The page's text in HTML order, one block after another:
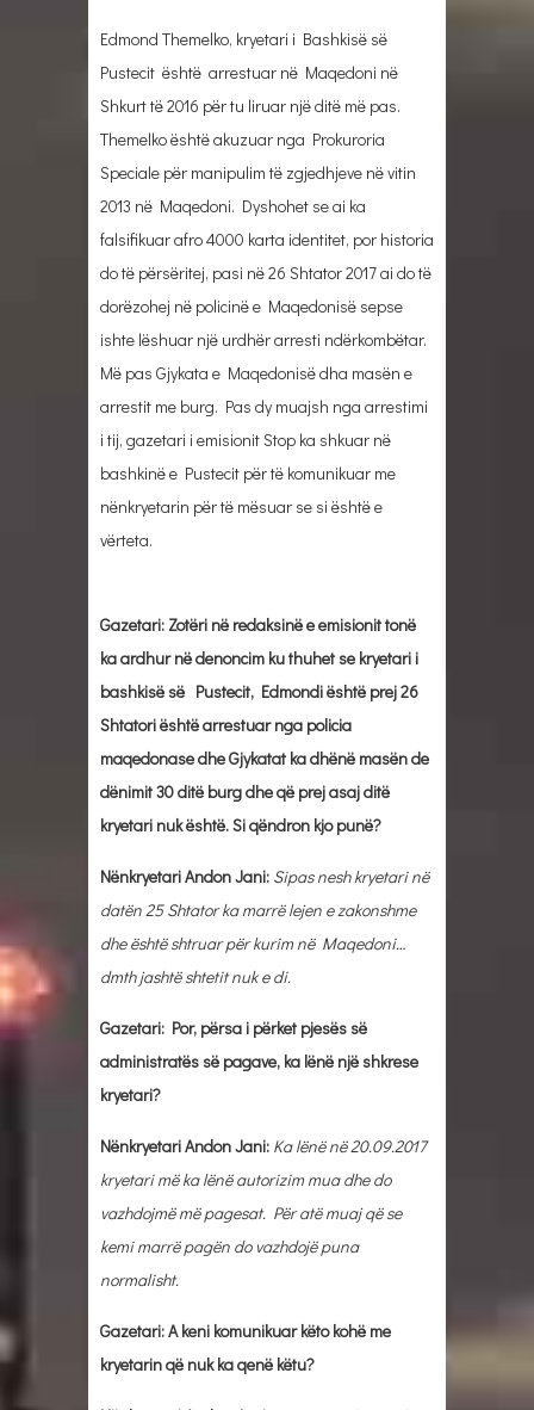
Edmond Themelko, kryetari i Bashkisë së
Pustecit është arrestuar në Maqedoni në
Shkurt të 2016 për tu liruar një ditë më pas.
Themelko është akuzuar nga Prokuroria
Speciale për manipulim të zgjedhjeve në vitin
2013 në Maqedoni. Dyshohet se ai ka
falsifikuar afro 4000 karta identitet, por historia
do të përsëritej, pasi në 26 Shtator 2017 ai do të
dorëzohej në policinë e Maqedonisë sepse
ishte lëshuar një urdhër arresti ndërkombëtar.
Më pas Gjykata e Maqedonisë dha masën e
arrestit me burg. Pas dy muajsh nga arrestimi
i tij, gazetari i emisionit Stop ka shkuar në
bashkinë e Pustecit për të komunikuar me
nënkryetarin për të mësuar se si është e
vërteta.
Gazetari: Zotëri në redaksinë e emisionit tonë
ka ardhur në denoncim ku thuhet se kryetari i
bashkisë së Pustecit, Edmondi është prej 26
Shtatori është arrestuar nga policia
maqedonase dhe Gjykatat ka dhënë masën de
dënimit 30 ditë burg dhe që prej asaj ditë
kryetari nuk është. Si qëndron kjo punë?
Nënkryetari Andon Jani: Sipas nesh kryetari në
datën 25 Shtator ka marrë lejen e zakonshme
dhe është shtruar për kurim në Maqedoni…
dmth jashtë shtetit nuk e di.
Gazetari: Por, përsa i përket pjesës së
administratës së pagave, ka lënë një shkrese
kryetari?
Nënkryetari Andon Jani: Ka lënë në 20.09.2017
kryetari më ka lënë autorizim mua dhe do
vazhdojmë më pagesat. Për atë muaj që se
kemi marrë pagën do vazhdojë puna
normalisht.
Gazetari: A keni komunikuar këto kohë me
kryetarin që nuk ka qenë këtu?